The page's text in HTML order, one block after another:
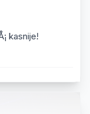
kasnije!